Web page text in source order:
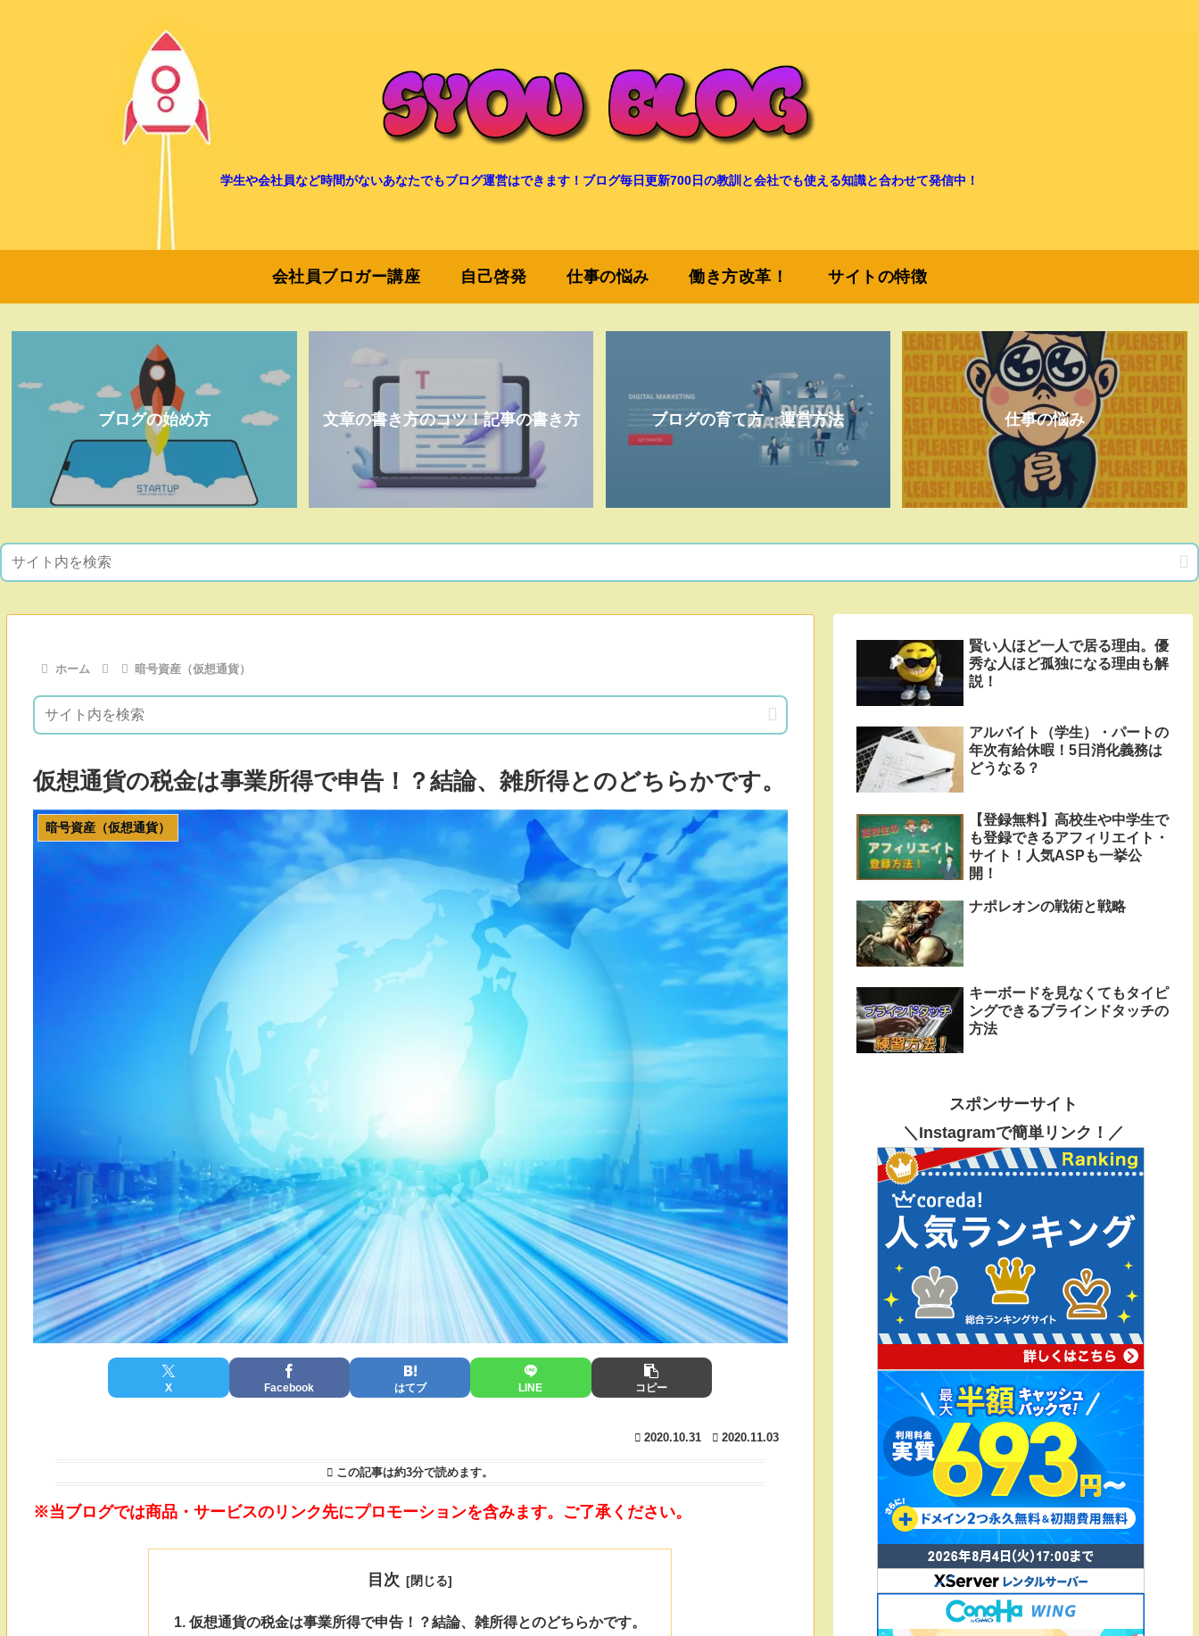
学生や会社員など時間がないあなたでもブログ運営はできます！ブログ毎日更新700日の教訓と会社でも使える知識と合わせて発信中！
会社員ブロガー講座 自己啓発 仕事の悩み 働き方改革！ サイトの特徴
ブログの始め方 文章の書き方のコツ！記事の書き方 ブログの育て方・運営方法 仕事の悩み
ホーム 暗号資産（仮想通貨）
仮想通貨の税金は事業所得で申告！？結論、雑所得とのどちらかです。
暗号資産（仮想通貨）
X Facebook はてブ LINE コピー
2020.10.31 2020.11.03
この記事は約3分で読めます。
※当ブログでは商品・サービスのリンク先にプロモーションを含みます。ご了承ください。
目次
仮想通貨の税金は事業所得で申告！？結論、雑所得とのどちらかです。
賢い人ほど一人で居る理由。優
秀な人ほど孤独になる理由も解
説！
アルバイト（学生）・パートの
年次有給休暇！5日消化義務は
どうなる？
【登録無料】高校生や中学生で
も登録できるアフィリエイト・
サイト！人気ASPも一挙公
開！
ナポレオンの戦術と戦略
キーボードを見なくてもタイピ
ングできるブラインドタッチの
方法
スポンサーサイト
＼Instagramで簡単リンク！／